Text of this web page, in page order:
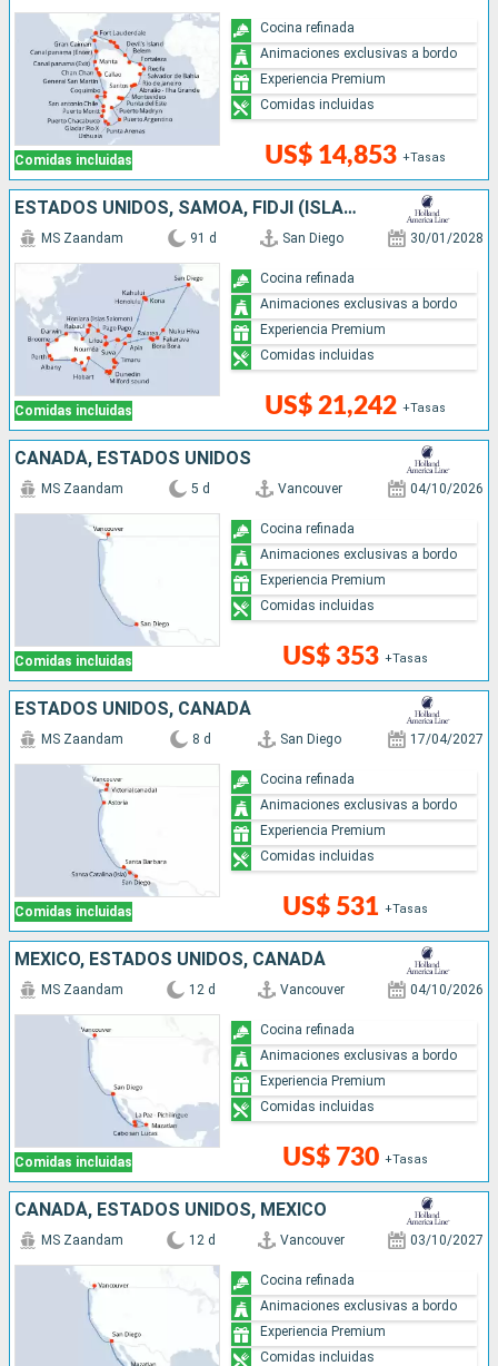
Comidas incluidas US$ 14,853 +Tasas
Cocina refinada
Animaciones exclusivas a bordo
Experiencia Premium
Comidas incluidas
ESTADOS UNIDOS, SAMOA, FIDJI (ISLAS), NUEVA CALEDONIA, VANUATU, PAPÚA NUEVA GUINEA, AUSTRALIA, NUEVA ZELANDA, TONGA, FRANCIA
Comidas incluidas
MS Zaandam 91 d San Diego 30/01/2028
US$ 21,242 +Tasas
Cocina refinada
Animaciones exclusivas a bordo
Experiencia Premium
Comidas incluidas
CANADÁ, ESTADOS UNIDOS
Comidas incluidas
MS Zaandam 5 d Vancouver 04/10/2026
US$ 353 +Tasas
Cocina refinada
Animaciones exclusivas a bordo
Experiencia Premium
Comidas incluidas
ESTADOS UNIDOS, CANADÁ
Comidas incluidas
MS Zaandam 8 d San Diego 17/04/2027
US$ 531 +Tasas
Cocina refinada
Animaciones exclusivas a bordo
Experiencia Premium
Comidas incluidas
MÉXICO, ESTADOS UNIDOS, CANADÁ
Comidas incluidas
MS Zaandam 12 d Vancouver 04/10/2026
US$ 730 +Tasas
Cocina refinada
Animaciones exclusivas a bordo
Experiencia Premium
Comidas incluidas
CANADÁ, ESTADOS UNIDOS, MÉXICO
MS Zaandam 12 d Vancouver 03/10/2027
Cocina refinada
Animaciones exclusivas a bordo
Experiencia Premium
Comidas incluidas